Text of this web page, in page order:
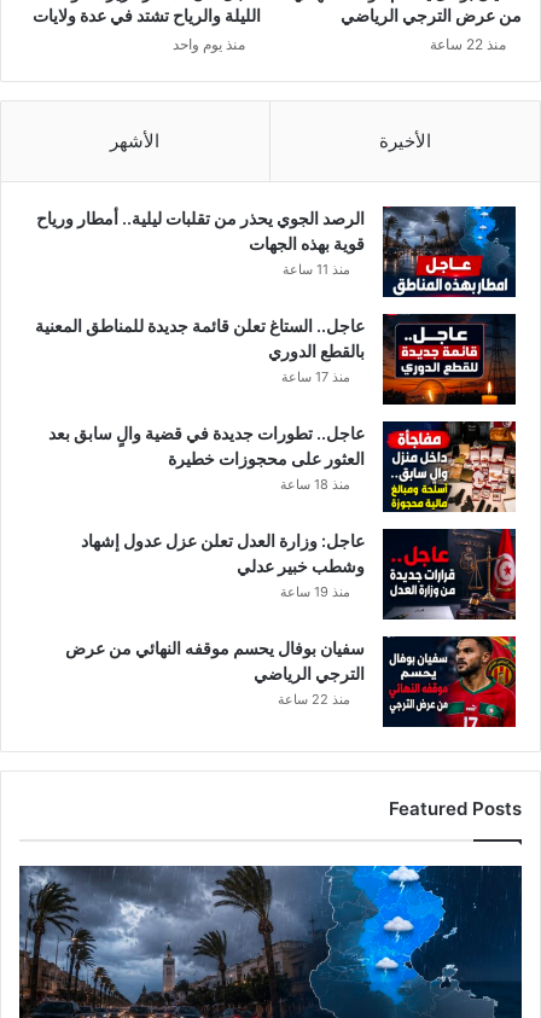
من عرض الترجي الرياضي
منذ 22 ساعة
الليلة والرياح تشتد في عدة ولايات
منذ يوم واحد
الأخيرة الأشهر
الرصد الجوي يحذر من تقلبات ليلية.. أمطار ورياح
قوية بهذه الجهات
منذ 11 ساعة
عاجل.. الستاغ تعلن قائمة جديدة للمناطق المعنية
بالقطع الدوري
منذ 17 ساعة
عاجل.. تطورات جديدة في قضية والٍ سابق بعد
العثور على محجوزات خطيرة
منذ 18 ساعة
عاجل: وزارة العدل تعلن عزل عدول إشهاد
وشطب خبير عدلي
منذ 19 ساعة
سفيان بوفال يحسم موقفه النهائي من عرض
الترجي الرياضي
منذ 22 ساعة
Featured Posts
الرصد
الجوي
يحذر
تقلبات
ليلية..